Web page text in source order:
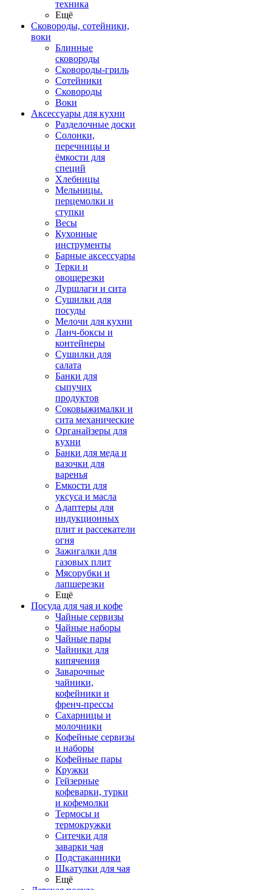
техника
Ещё
Сковороды, сотейники,
воки
Блинные
сковороды
Сковороды-гриль
Сотейники
Сковороды
Воки
Аксессуары для кухни
Разделочные доски
Солонки,
перечницы и
ёмкости для
специй
Хлебницы
Мельницы.
перцемолки и
ступки
Весы
Кухонные
инструменты
Барные аксессуары
Терки и
овощерезки
Дуршлаги и сита
Сушилки для
посуды
Мелочи для кухни
Ланч-боксы и
контейнеры
Сушилки для
салата
Банки для
сыпучих
продуктов
Соковыжималки и
сита механические
Органайзеры для
кухни
Банки для меда и
вазочки для
варенья
Емкости для
уксуса и масла
Адаптеры для
индукционных
плит и рассекатели
огня
Зажигалки для
газовых плит
Мясорубки и
лапшерезки
Ещё
Посуда для чая и кофе
Чайные сервизы
Чайные наборы
Чайные пары
Чайники для
кипячения
Заварочные
чайники,
кофейники и
френч-прессы
Сахарницы и
молочники
Кофейные сервизы
и наборы
Кофейные пары
Кружки
Гейзерные
кофеварки, турки
и кофемолки
Термосы и
термокружки
Ситечки для
заварки чая
Подстаканники
Шкатулки для чая
Ещё